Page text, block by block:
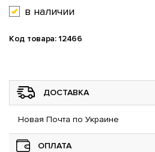
в наличии
Код товара: 12466
ДОСТАВКА
Новая Почта по Украине
ОПЛАТА